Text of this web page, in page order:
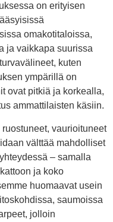
on erityisen
omakotitaloissa,
ja vaikkapa suurissa
kuten
ympärillä on
ovat pitkiä ja korkealla,
ammattilaisten käsiin.
vaurioituneet
välttää mahdolliset
– samalla
ja koko
huomaavat usein
saumoissa
jolloin